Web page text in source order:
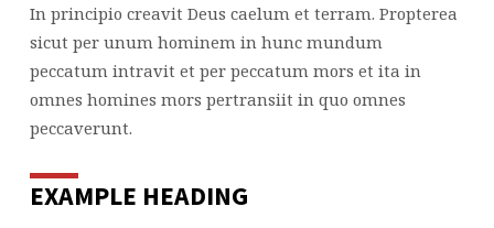
JANET’S
TESTIMONY
In principio creavit Deus caelum et terram. Propterea
sicut per unum hominem in hunc mundum
peccatum intravit et per peccatum mors et ita in
omnes homines mors pertransiit in quo omnes
peccaverunt.
EXAMPLE HEADING